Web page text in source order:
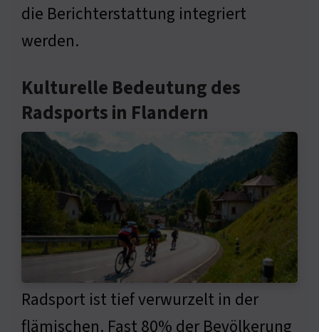
die Berichterstattung integriert
werden.
Kulturelle Bedeutung des
Radsports in Flandern
Radsport ist tief verwurzelt in der
flämischen. Fast 80% der Bevölkerung